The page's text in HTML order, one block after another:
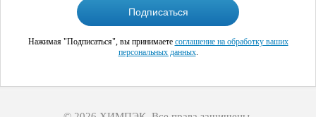
Нажимая "Подписаться", вы принимаете соглашение на обработку ваших
персональных данных.